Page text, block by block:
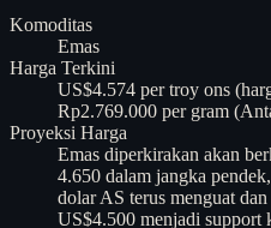
Komoditas
Emas
Harga Terkini
US$4.574 per troy ons
Rp2.769.000 per gram
Proyeksi Harga
Emas diperkirakan akan
4.650 dalam jangka
dolar AS terus menguat
US$4.500 menjadi